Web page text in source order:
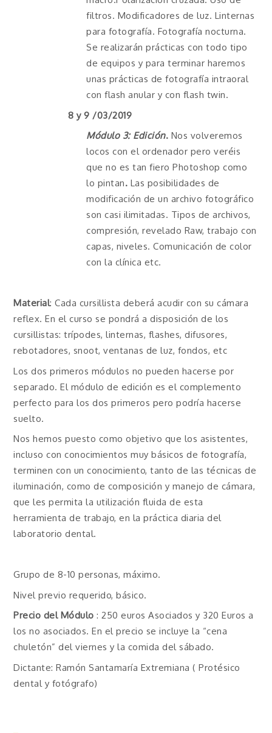
filtros. Modificadores de luz. Linternas
para fotografía. Fotografía nocturna.
Se realizarán prácticas con todo tipo
de equipos y para terminar haremos
unas prácticas de fotografía intraoral
con flash anular y con flash twin.
8 y 9 /03/2019
Módulo 3: Edición. Nos volveremos
locos con el ordenador pero veréis
que no es tan fiero Photoshop como
lo pintan. Las posibilidades de
modificación de un archivo fotográfico
son casi ilimitadas. Tipos de archivos,
compresión, revelado Raw, trabajo con
capas, niveles. Comunicación de color
con la clínica etc.
Material: Cada cursillista deberá acudir con su cámara
reflex. En el curso se pondrá a disposición de los
cursillistas: trípodes, linternas, flashes, difusores,
rebotadores, snoot, ventanas de luz, fondos, etc
Los dos primeros módulos no pueden hacerse por
separado. El módulo de edición es el complemento
perfecto para los dos primeros pero podría hacerse
suelto.
Nos hemos puesto como objetivo que los asistentes,
incluso con conocimientos muy básicos de fotografía,
terminen con un conocimiento, tanto de las técnicas de
iluminación, como de composición y manejo de cámara,
que les permita la utilización fluida de esta
herramienta de trabajo, en la práctica diaria del
laboratorio dental.
Grupo de 8-10 personas, máximo.
Nivel previo requerido, básico.
Precio del Módulo : 250 euros Asociados y 320 Euros a
los no asociados. En el precio se incluye la “cena
chuletón” del viernes y la comida del sábado.
Dictante: Ramón Santamaría Extremiana ( Protésico
dental y fotógrafo)